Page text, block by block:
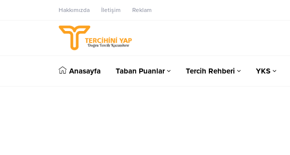
Hakkımızda İletişim Reklam
Anasayfa Taban Puanlar Tercih Rehberi YKS